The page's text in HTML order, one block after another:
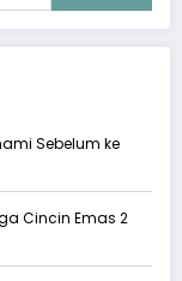
Sebelum ke
Cincin Emas 2